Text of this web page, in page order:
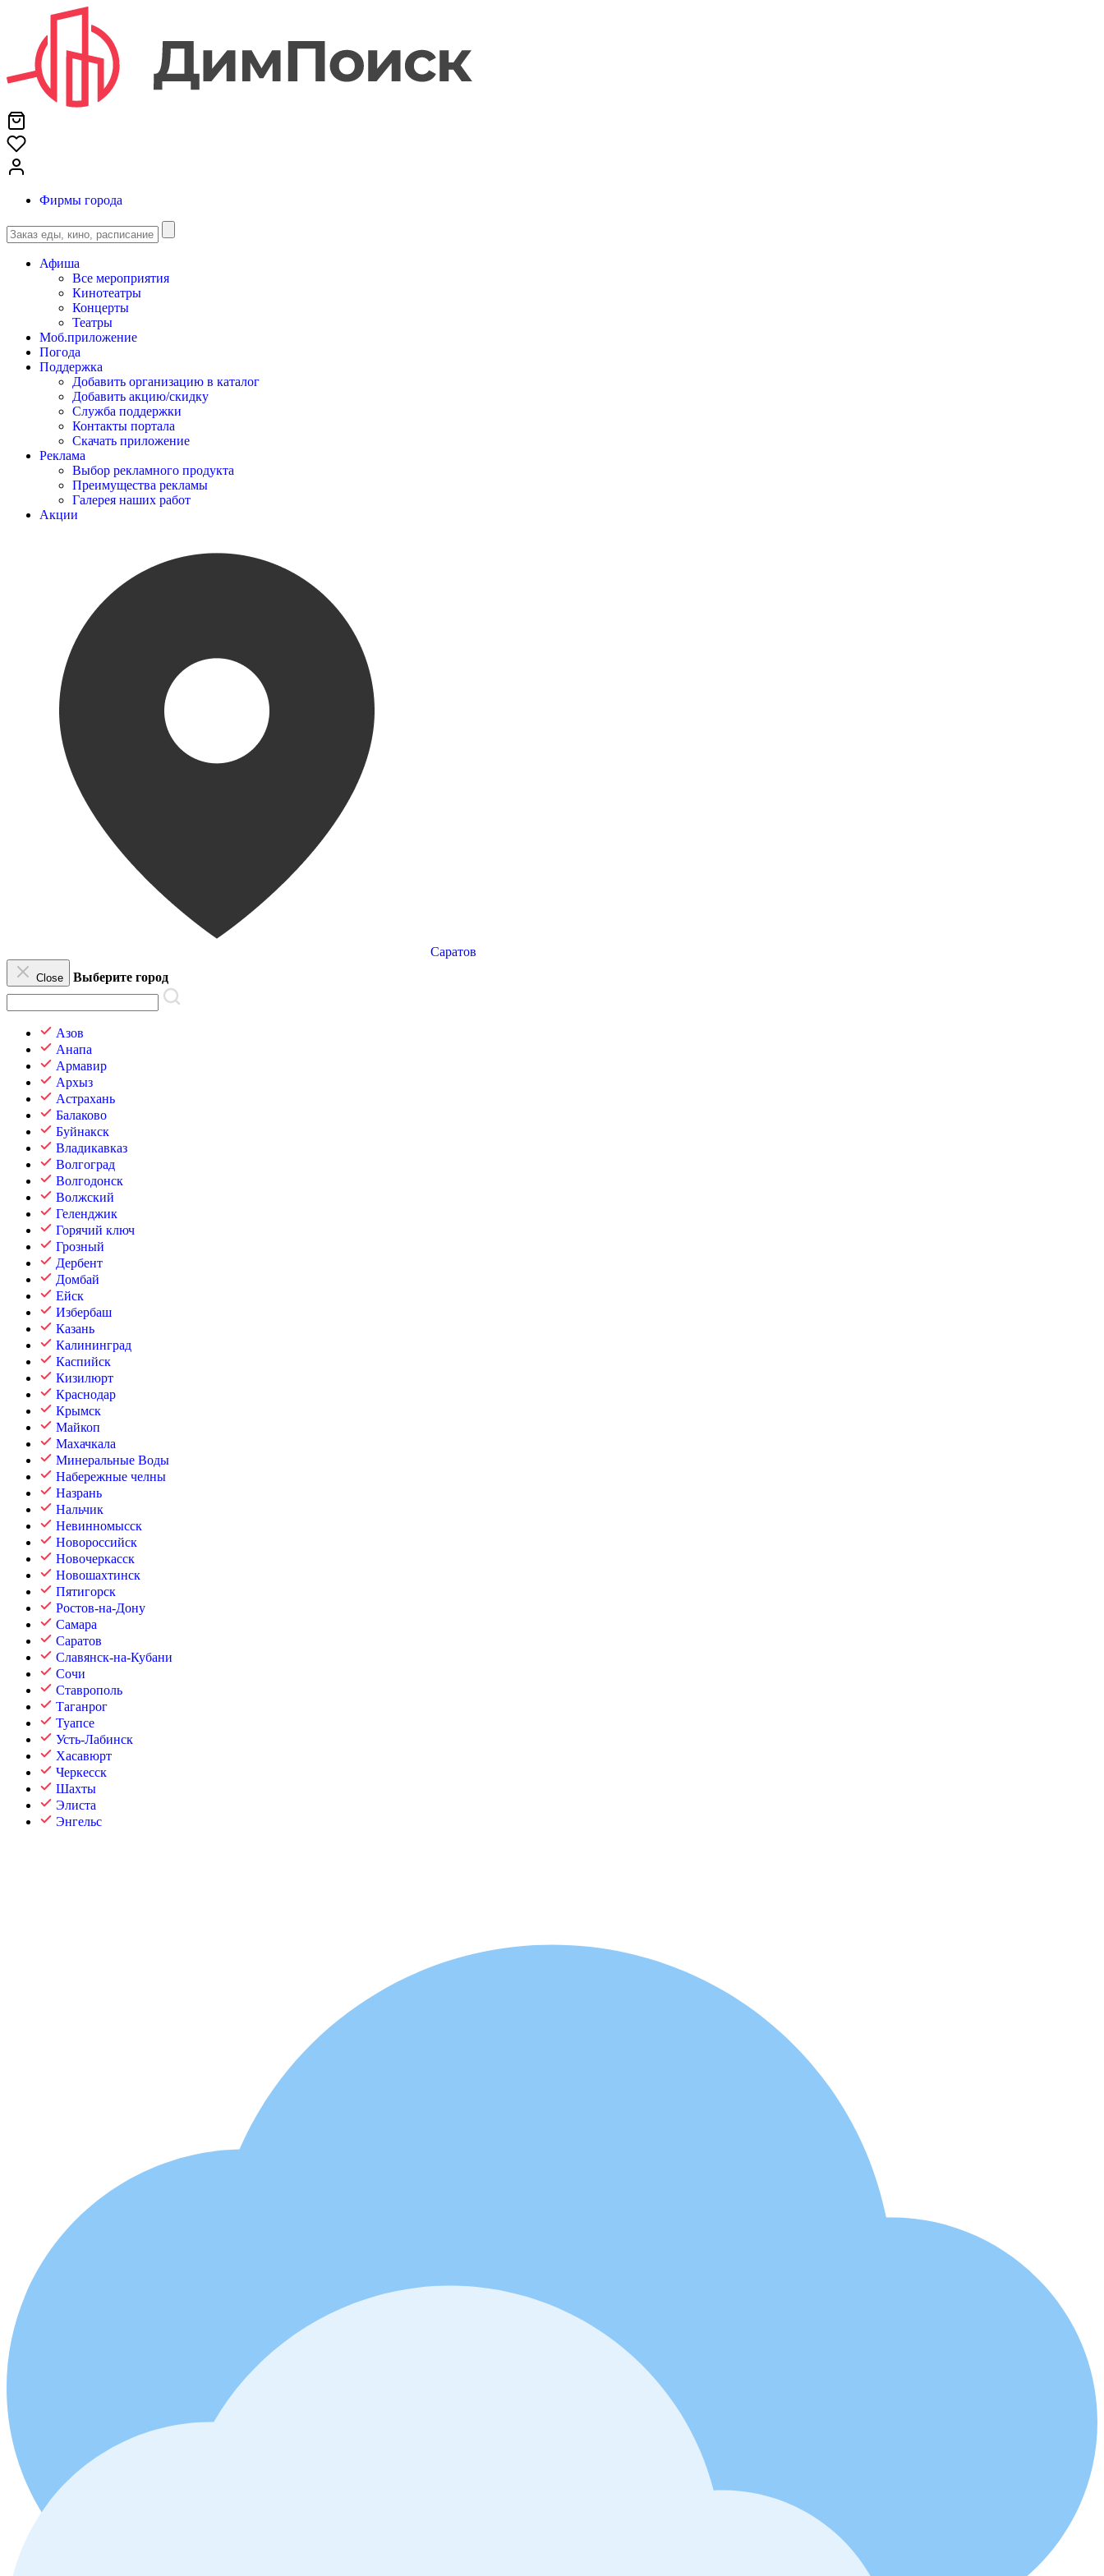
Фирмы города
Афиша
Все мероприятия
Кинотеатры
Концерты
Театры
Моб.приложение
Погода
Поддержка
Добавить организацию в каталог
Добавить акцию/скидку
Служба поддержки
Контакты портала
Скачать приложение
Реклама
Выбор рекламного продукта
Преимущества рекламы
Галерея наших работ
Акции
Саратов
Close Выберите город
Азов
Анапа
Армавир
Архыз
Астрахань
Балаково
Буйнакск
Владикавказ
Волгоград
Волгодонск
Волжский
Геленджик
Горячий ключ
Грозный
Дербент
Домбай
Ейск
Избербаш
Казань
Калининград
Каспийск
Кизилюрт
Краснодар
Крымск
Майкоп
Махачкала
Минеральные Воды
Набережные челны
Назрань
Нальчик
Невинномысск
Новороссийск
Новочеркасск
Новошахтинск
Пятигорск
Ростов-на-Дону
Самара
Саратов
Славянск-на-Кубани
Сочи
Ставрополь
Таганрог
Туапсе
Усть-Лабинск
Хасавюрт
Черкесск
Шахты
Элиста
Энгельс